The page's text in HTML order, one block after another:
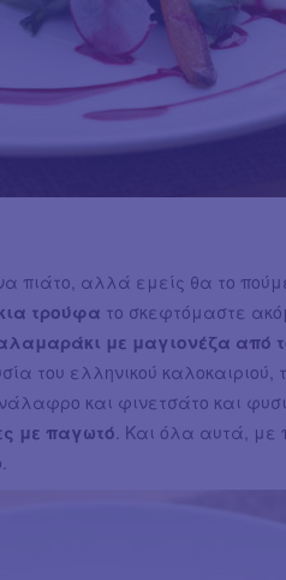
πιάτο, αλλά εμείς θα το
τρούφα το σκεφτόμαστε
με μαγιονέζα από
του ελληνικού καλοκαιριού,
και φινετσάτο και
με παγωτό. Και όλα αυτά, με